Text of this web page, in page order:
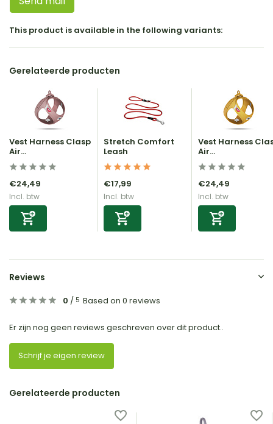
This product is available in the following variants:
Gerelateerde producten
Vest Harness Clasp
Air...
€24,49
Incl. btw
Stretch Comfort
Leash
€17,99
Incl. btw
Vest Harness
Air...
€24,49
Incl. btw
Reviews
0 / 5 Based on 0 reviews
Er zijn nog geen reviews geschreven over dit product..
Schrijf je eigen review
Gerelateerde producten